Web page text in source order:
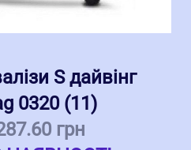
S дайвінг
0320 (11)
грн